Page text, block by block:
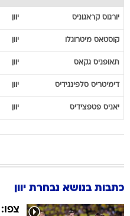
יורגוס קראגוניס יוון
קוסטאס מיטרוגלו יוון
תאופניס גקאס יוון
דימיטריס סלפינגידיס יוון
יאניס פטפצידיס יוון
כתבות בנושא נבחרת יוון